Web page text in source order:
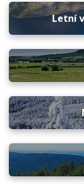
Letní